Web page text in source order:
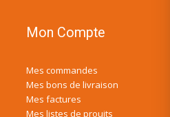
Mon Compte
Mes commandes
Mes bons de livraison
Mes factures
Mes listes de prouits